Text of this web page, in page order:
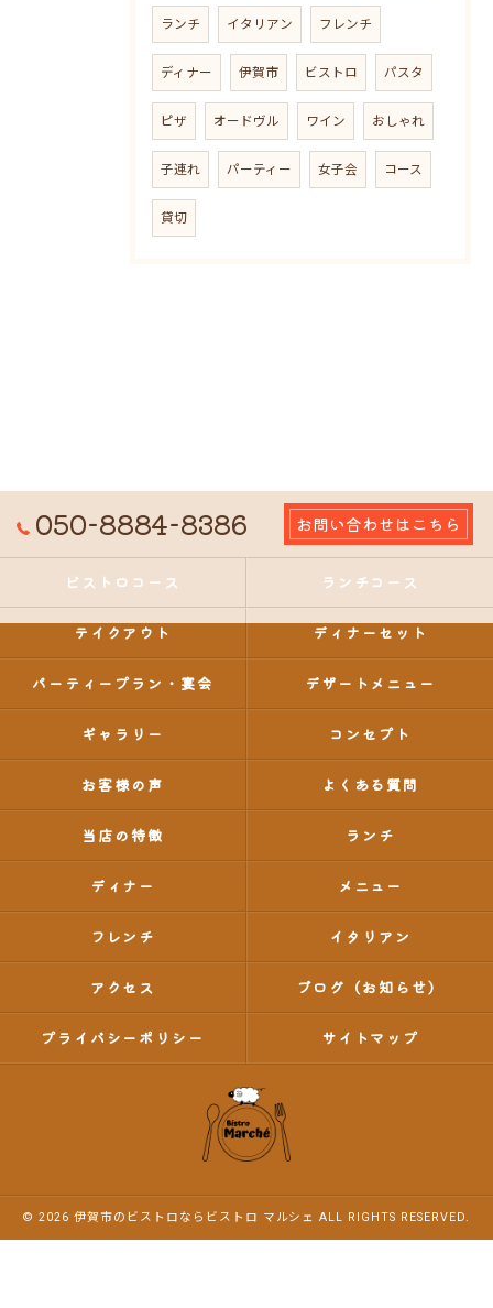
ランチ イタリアン フレンチ
ディナー 伊賀市 ビストロ パスタ
ピザ オードヴル ワイン おしゃれ
子連れ パーティー 女子会 コース
貸切
050-8884-8386 お問い合わせはこちら
ビストロコース ランチコース
テイクアウト ディナーセット
パーティープラン・宴会 デザートメニュー
ギャラリー コンセプト
お客様の声 よくある質問
当店の特徴 ランチ
ディナー メニュー
フレンチ イタリアン
アクセス ブログ（お知らせ）
プライバシーポリシー サイトマップ
© 2026 伊賀市のビストロならビストロ マルシェ ALL RIGHTS RESERVED.